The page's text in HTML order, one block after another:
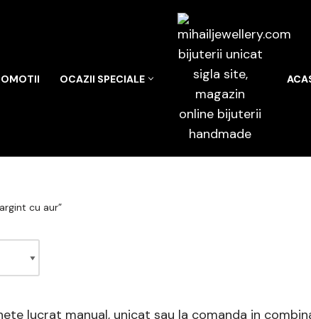
OCAZII SPECIALE
cu aur”
lucrat manual, unicat sau la comanda in